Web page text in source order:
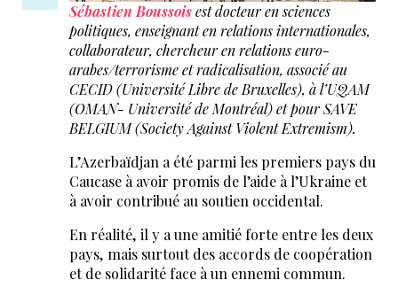
Sébastien Boussoisest docteur en sciences
politiques, enseignant en relations internationales,
collaborateur, chercheur en relations euro-
arabes/terrorisme et radicalisation, associé au
CECID (Université Libre de Bruxelles), à l’UQAM
(OMAN- Université de Montréal) et pour SAVE
BELGIUM (Society Against Violent Extremism).
L’Azerbaïdjan a été parmi les premiers pays du
Caucase à avoir promis de l’aide à l’Ukraine et
à avoir contribué au soutien occidental.
En réalité, il y a une amitié forte entre les deux
pays, mais surtout des accords de coopération
et de solidarité face à un ennemi commun.